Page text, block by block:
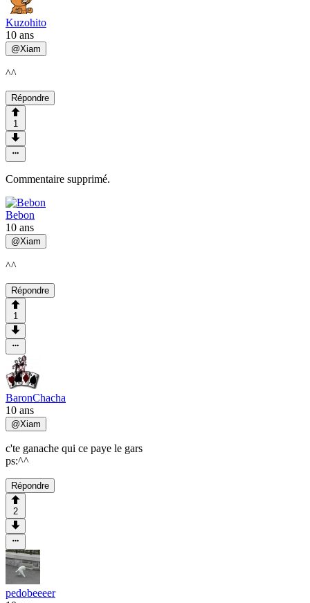
Kuzohito
10 ans
@Xiam
^^
Répondre
1
Commentaire supprimé.
Bebon
10 ans
@Xiam
^^
Répondre
1
BaronChacha
10 ans
@Xiam
c'te ganache qui ce paye le gars
ps:^^
Répondre
2
pedobeeeer